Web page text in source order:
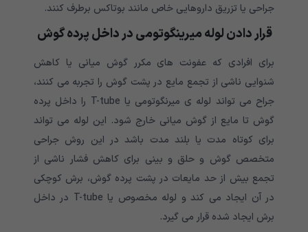
جراحی یا تزریق داروهایی خاص مانند بوتاکس برطرف کنند.
قرار دادن لوله میرینگوتومی در داخل پرده گوش
برای افرادی که عفونت های مکرر گوش میانی یا کاهش
شنوایی ناشی از تجمع مایع در پشت گوش را تجربه می کنند،
جراح می تواند لوله ی میرنگوتومی یا T-tube را داخل پرده
گوش تا مایع از گوش میانی خارج شود. این لوله می تواند
برای کوتاه مدت یا بلند مدت باشد در این روش جراحی
متخصص گوش و حلق و بینی برای کاهش فشار ناشی از
تجمع بیش از حد مایعات در پشت پرده گوش، برش کوچکی
در آن ایجاد می کند و لوله مخصوص یا T-tube در داخل
برش ایجاد شده قرار می گیرد.